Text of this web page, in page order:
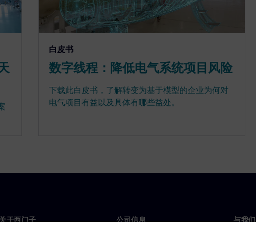
白皮书
数字线程：降低电气系统项目风险
下载此白皮书，了解转变为基于模型的企业为何对
电气项目有益以及具体有哪些益处。
关于西门子 公司信息 与我